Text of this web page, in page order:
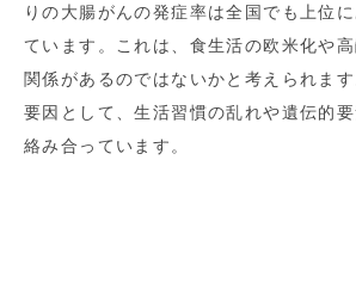
りの大腸がんの発症率は全国でも上位
ています。これは、食生活の欧米化や
関係があるのではないかと考えられま
要因として、生活習慣の乱れや遺伝的
絡み合っています。